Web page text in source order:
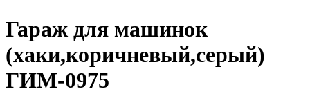
Гараж для машинок
(хаки,коричневый,серый)
ГИМ-0975